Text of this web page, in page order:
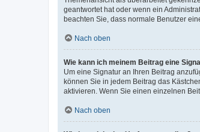
geantwortet hat oder wenn ein
beachten Sie, dass normale Benutzer
Nach oben
Wie kann ich meinem Beitrag eine
Um eine Signatur an Ihren Beitrag
können Sie in jedem Beitrag das
aktivieren. Wenn Sie einen einzelnen
Nach oben